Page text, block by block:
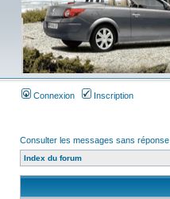
Connexion Inscription
Consulter les messages sans réponse
Index du forum